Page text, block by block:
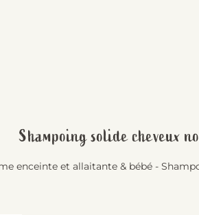
Shampoing solide cheveux
enceinte et allaitante & bébé -